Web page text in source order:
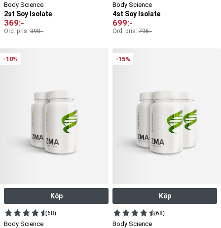
Body Science
2st Soy Isolate
369:-
Ord. pris: 398:-
Body Science
4st Soy Isolate
699:-
Ord. pris: 796:-
-10%
Köp
(68)
Body Science
-15%
Köp
(68)
Body Science